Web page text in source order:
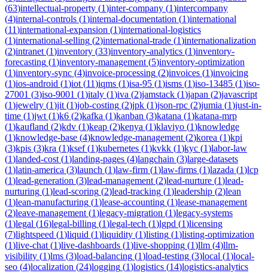
(63)intellectual-property (1)inter-company (1)intercompany
(4)internal-controls (1)internal-documentation (1)international
(11)international-expansion (1)international-logistics
(1)international-selling (2)international-trade (1)internationalization
(2)intranet (1)inventory (33)inventory-analytics (1)inventory-
forecasting (1)inventory-management (5)inventory-optimization
(1)inventory-sync (4)invoice-processing (2)invoices (1)invoicing
(1)ios-android (1)iot (11)iqms (1)isa-95 (1)isms (1)iso-13485 (1)iso-
27001 (3)iso-9001 (1)italy (1)iva (2)jamstack (1)japan (2)javascript
(1)jewelry (1)jit (1)job-costing (2)jpk (1)json-rpc (2)jumia (1)just-in-
time (1)jwt (1)k6 (2)kafka (1)kanban (3)katana (1)katana-mrp
(1)kaufland (2)kdv (1)keap (2)kenya (1)klaviyo (1)knowledge
(1)knowledge-base (4)knowledge-management (2)korea (1)kpi
(3)kpis (3)kra (1)ksef(1)kubernetes (1)kvkk (1)kyc (1)labor-law
(1)landed-cost (1)landing-pages (4)langchain (3)large-datasets
(1)latin-america (3)launch (1)law-firm (1)law-firms (1)lazada (1)lcp
(1)lead-generation (3)lead-management (2)lead-nurture (1)lead-
nurturing (1)lead-scoring (2)lead-tracking (1)leadership (2)lean
(1)lean-manufacturing (1)lease-accounting (1)lease-management
(2)leave-management (1)legacy-migration (1)legacy-systems
(1)legal (16)legal-billing (1)legal-tech (1)lgpd (1)licensing
(7)lightspeed (1)liquid (1)liquidity (1)listing (1)listing-optimization
(1)live-chat (1)live-dashboards (1)live-shopping (1)llm (4)llm-
visibility (1)lms (3)load-balancing (1)load-testing (3)local (1)local-
seo (4)localization (24)logging (1)logistics (14)logistics-analytics